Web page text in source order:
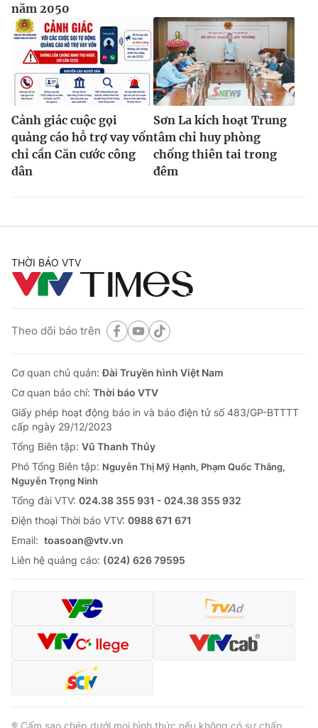
năm 2050
Cảnh giác cuộc gọi
quảng cáo hỗ trợ vay vốn
chỉ cần Căn cước công
dân
Sơn La kích hoạt Trung
tâm chỉ huy phòng
chống thiên tai trong
đêm
THỜI BÁO VTV
Theo dõi báo trên
Cơ quan chủ quản:Đài Truyền hình Việt Nam
Cơ quan báo chí: Thời báo VTV
Giấy phép hoạt động báo in và báo điện tử số 483/GP-BTTTT
cấp ngày 29/12/2023
Tổng Biên tập: Vũ Thanh Thủy
Phó Tổng Biên tập: Nguyễn Thị Mỹ Hạnh, Phạm Quốc Thắng,
Nguyễn Trọng Ninh
Tổng đài VTV: 024.38 355 931 - 024.38 355 932
Ðiện thoại Thời báo VTV: 0988 671 671
Email: toasoan@vtv.vn
Liên hệ quảng cáo: (024) 626 79595
® Cấm sao chép dưới mọi hình thức nếu không có sự chấp